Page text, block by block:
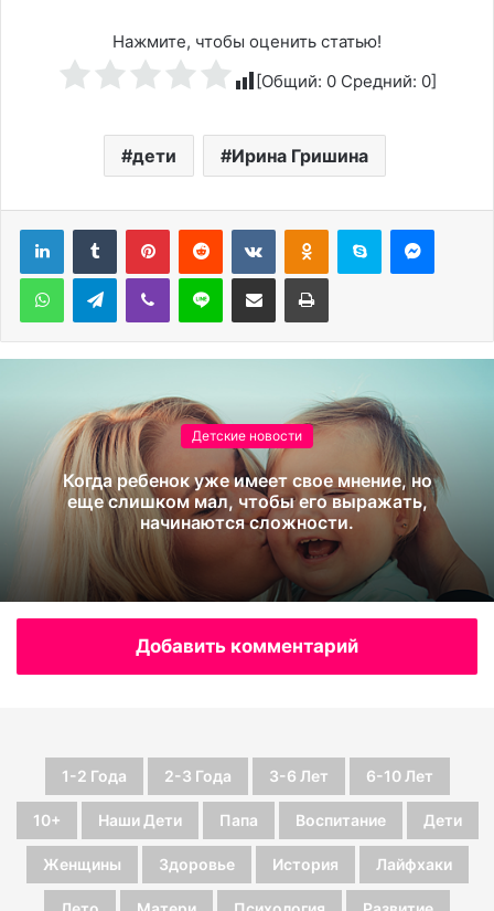
1-2 Года 2-3 Года 3-6 Лет 6-10 Лет
10+ Наши Дети Папа Воспитание Дети
Женщины Здоровье История Лайфхаки